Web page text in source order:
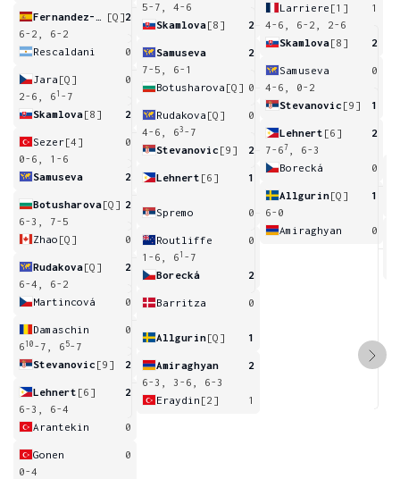
[Q]2
6-2, 6-2
Rescaldani
0
Jara [Q]
0
2-6, 6 1 -7
Skamlova[8] 2
Sezer[4]
0
0-6, 1-6
Samuseva
2
Botusharova[Q] 2
6-3, 7-5
Zhao [Q] 0
Rudakova[Q]
2
6-4, 6-2
Martincová
0
Damaschin
0
6 10 -7, 6 5-7
Stevanovic [9] 2
Lehnert [6]
2
6-3, 6-4
Arantekin
0
Gonen
0
0-4
5-7, 4-6
Skamlova[8] 2
Samuseva
2
7-5, 6-1
Botusharova [Q] 0
Rudakova [Q]
0
4-6, 63 -7
Stevanovic [9] 2
Lehnert [6] 1
Spremo 0
Routliffe
0
1-6, 6 1 -7
Borecká
2
Barritza 0
Allgurin[Q] 1
Amiraghyan
2
6-3, 3-6, 6-3
Eraydin [2] 1
Larriere [1]
1
4-6, 6-2, 2-6
Skamlova[8] 2
Samuseva
0
4-6, 0-2
Stevanovic [9] 1
Lehnert [6]
2
7-67
, 6-3
Borecká
0
Allgurin[Q]
1
6-0
Amiraghyan
0